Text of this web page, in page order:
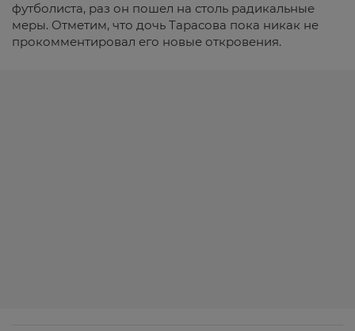
футболиста, раз он пошел на столь радикальные
меры. Отметим, что дочь Тарасова пока никак не
прокомментировал его новые откровения.